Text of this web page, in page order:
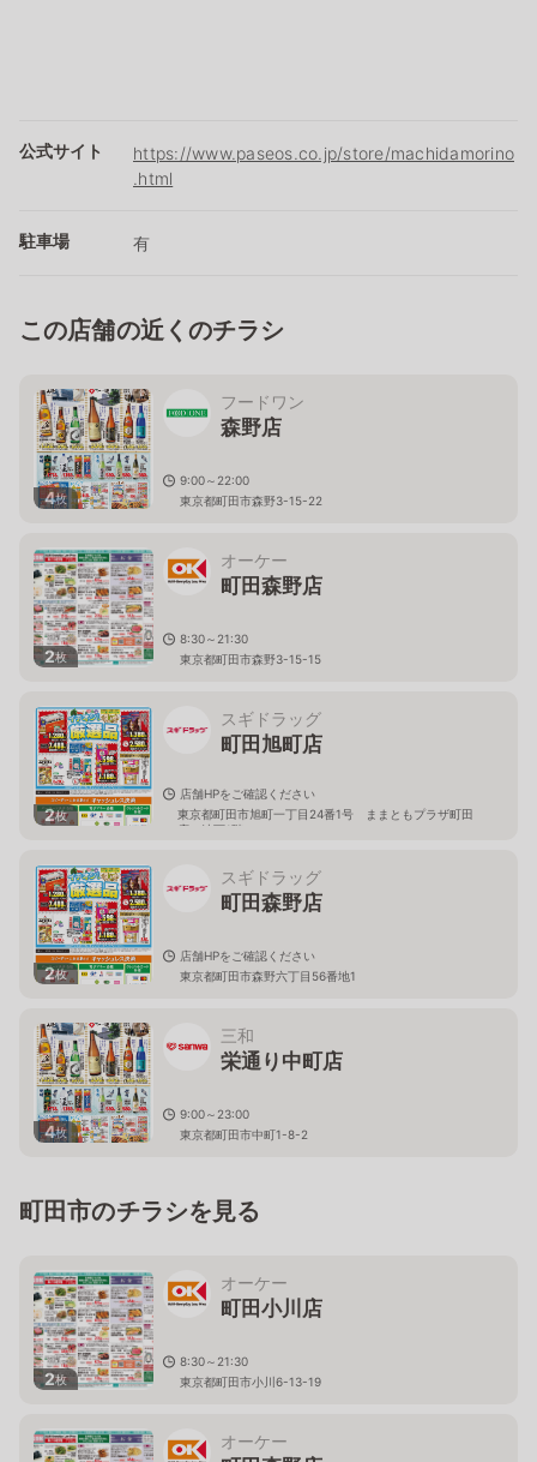
公式サイト
https://www.paseos.co.jp/store/machidamorino
.html
駐車場 有
この店舗の近くのチラシ
4枚
フードワン
森野店
9:00～22:00
東京都町田市森野3-15-22
2枚
オーケー
町田森野店
8:30～21:30
東京都町田市森野3-15-15
2枚
スギドラッグ
町田旭町店
店舗HPをご確認ください
東京都町田市旭町一丁目24番1号 ままともプラザ町田
店 地下1階
2枚
スギドラッグ
町田森野店
店舗HPをご確認ください
東京都町田市森野六丁目56番地1
4枚
三和
栄通り中町店
9:00～23:00
東京都町田市中町1-8-2
町田市のチラシを見る
2枚
オーケー
町田小川店
8:30～21:30
東京都町田市小川6-13-19
オーケー